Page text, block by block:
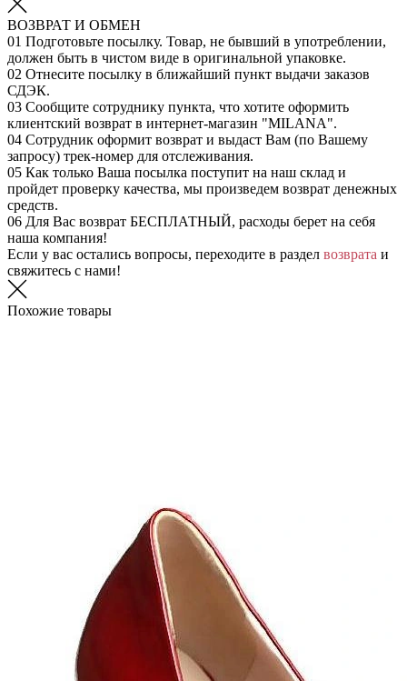
ВОЗВРАТ И ОБМЕН
01 Подготовьте посылку. Товар, не бывший в употреблении,
должен быть в чистом виде в оригинальной упаковке.
02 Отнесите посылку в ближайший пункт выдачи заказов
СДЭК.
03 Сообщите сотруднику пункта, что хотите оформить
клиентский возврат в интернет-магазин "MILANA".
04 Сотрудник оформит возврат и выдаст Вам (по Вашему
запросу) трек-номер для отслеживания.
05 Как только Ваша посылка поступит на наш склад и
пройдет проверку качества, мы произведем возврат денежных
средств.
06 Для Вас возврат БЕСПЛАТНЫЙ, расходы берет на себя
наша компания!
Если у вас остались вопросы, переходите в раздел возврата и
свяжитесь с нами!
Похожие товары